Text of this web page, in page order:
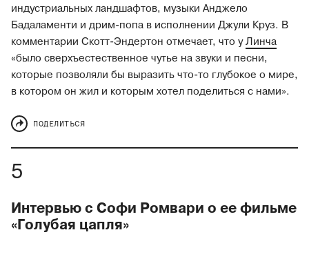
индустриальных ландшафтов, музыки Анджело
Бадаламенти и дрим-попа в исполнении Джули Круз. В
комментарии Скотт-Эндертон отмечает, что уЛинча
«было сверхъестественное чутье на звуки и песни,
которые позволяли бы выразить что-то глубокое о мире,
в котором он жил и которым хотел поделиться с нами».
ПОДЕЛИТЬСЯ
Интервью с Софи Ромвари о ее фильме
«Голубая цапля»